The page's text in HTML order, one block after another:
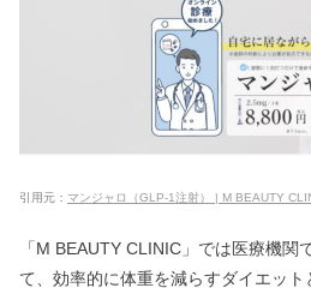
引用元： マンジャロ（GLP-1注射） | M BEAUTY
「M BEAUTY CLINIC」では医療機関
て、効率的に体重を減らすダイエッ